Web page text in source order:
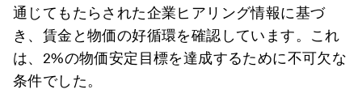
通じてもたらされた企業ヒアリング情報に基づ
き、賃金と物価の好循環を確認しています。これ
は、2%の物価安定目標を達成するために不可欠な
条件でした。